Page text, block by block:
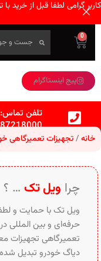
0
پیج اینستاگرام
تلفن تماس:
خانه تجهیزات تعمیرگاهی
چرا ویل تک … ؟
ویل تک با حمایت و
حرفه‌ای و بین‌ المللی
تعمیرگاهی تجهیزات
دیاگ خودرو تبدیل
کاربر گرامی لطفا قبل از خرید